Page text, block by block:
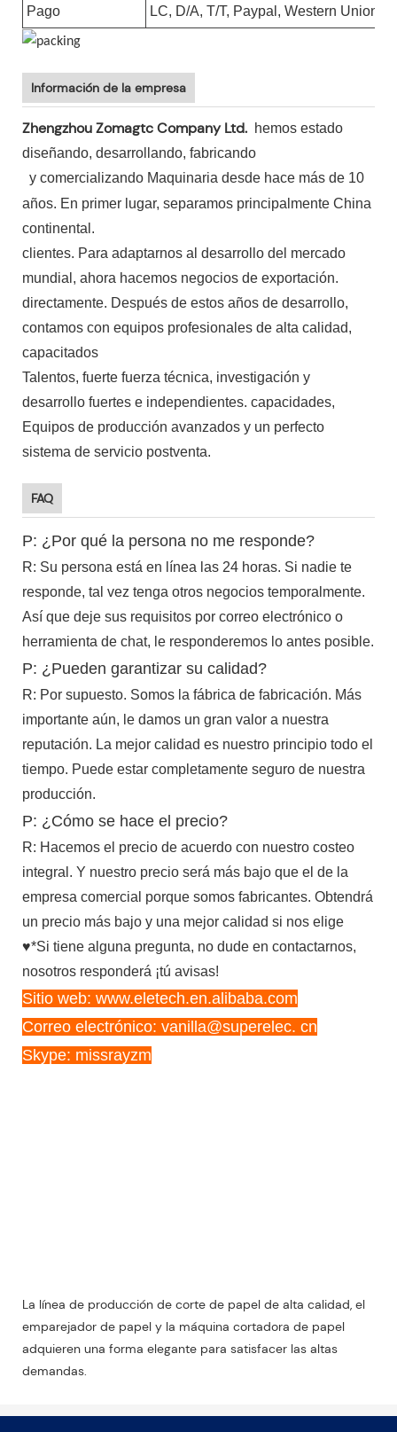
Pago LC, D/A, T/T, Paypal, Western Union,
Información de la empresa
Zhengzhou Zomagtc Company Ltd. hemos estado
diseñando, desarrollando, fabricando
y comercializando Maquinaria desde hace más de 10
años. En primer lugar, separamos principalmente China
continental.
clientes. Para adaptarnos al desarrollo del mercado
mundial, ahora hacemos negocios de exportación.
directamente. Después de estos años de desarrollo,
contamos con equipos profesionales de alta calidad,
capacitados
Talentos, fuerte fuerza técnica, investigación y
desarrollo fuertes e independientes. capacidades,
Equipos de producción avanzados y un perfecto
sistema de servicio postventa.
FAQ
P: ¿Por qué la persona no me responde?
R: Su persona está en línea las 24 horas. Si nadie te
responde, tal vez tenga otros negocios temporalmente.
Así que deje sus requisitos por correo electrónico o
herramienta de chat, le responderemos lo antes posible.
P: ¿Pueden garantizar su calidad?
R: Por supuesto. Somos la fábrica de fabricación. Más
importante aún, le damos un gran valor a nuestra
reputación. La mejor calidad es nuestro principio todo el
tiempo. Puede estar completamente seguro de nuestra
producción.
P: ¿Cómo se hace el precio?
R: Hacemos el precio de acuerdo con nuestro costeo
integral. Y nuestro precio será más bajo que el de la
empresa comercial porque somos fabricantes. Obtendrá
un precio más bajo y una mejor calidad si nos elige
♥*Si tiene alguna pregunta, no dude en contactarnos,
nosotros responderá ¡tú avisas!
Sitio web: www.eletech.en.alibaba.com
Correo electrónico: vanilla@superelec. cn
Skype: missrayzm
La línea de producción de corte de papel de alta calidad, el
emparejador de papel y la máquina cortadora de papel
adquieren una forma elegante para satisfacer las altas
demandas.